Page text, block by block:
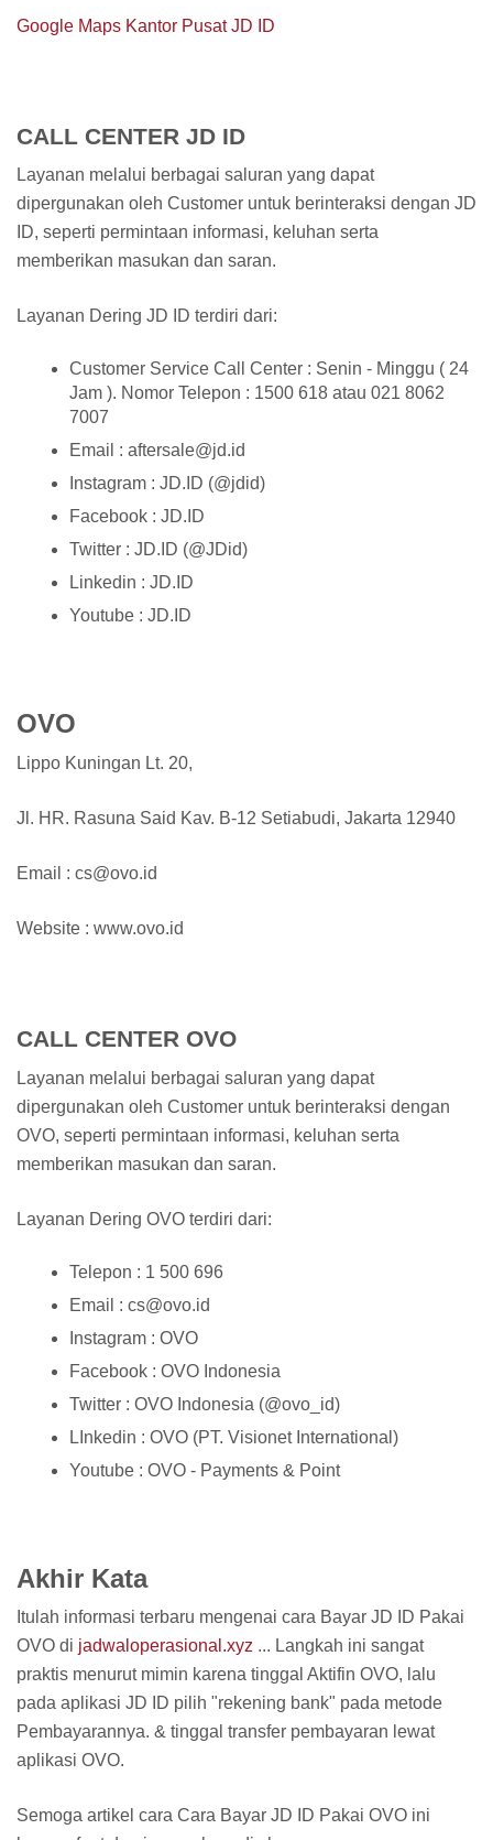
Google Maps Kantor Pusat JD ID
CALL CENTER JD ID
Layanan melalui berbagai saluran yang dapat
dipergunakan oleh Customer untuk berinteraksi dengan JD
ID, seperti permintaan informasi, keluhan serta
memberikan masukan dan saran.
Layanan Dering JD ID terdiri dari:
Customer Service Call Center : Senin - Minggu ( 24
Jam ). Nomor Telepon : 1500 618 atau 021 8062
7007
Email : aftersale@jd.id
Instagram : JD.ID (@jdid)
Facebook : JD.ID
Twitter : JD.ID (@JDid)
Linkedin : JD.ID
Youtube : JD.ID
OVO
Lippo Kuningan Lt. 20,
Jl. HR. Rasuna Said Kav. B-12 Setiabudi, Jakarta 12940
Email : cs@ovo.id
Website : www.ovo.id
CALL CENTER OVO
Layanan melalui berbagai saluran yang dapat
dipergunakan oleh Customer untuk berinteraksi dengan
OVO, seperti permintaan informasi, keluhan serta
memberikan masukan dan saran.
Layanan Dering OVO terdiri dari:
Telepon : 1 500 696
Email : cs@ovo.id
Instagram : OVO
Facebook : OVO Indonesia
Twitter : OVO Indonesia (@ovo_id)
LInkedin : OVO (PT. Visionet International)
Youtube : OVO - Payments & Point
Akhir Kata
Itulah informasi terbaru mengenai cara Bayar JD ID Pakai
OVO di jadwaloperasional.xyz ... Langkah ini sangat
praktis menurut mimin karena tinggal Aktifin OVO, lalu
pada aplikasi JD ID pilih "rekening bank" pada metode
Pembayarannya. & tinggal transfer pembayaran lewat
aplikasi OVO.
Semoga artikel cara Cara Bayar JD ID Pakai OVO ini